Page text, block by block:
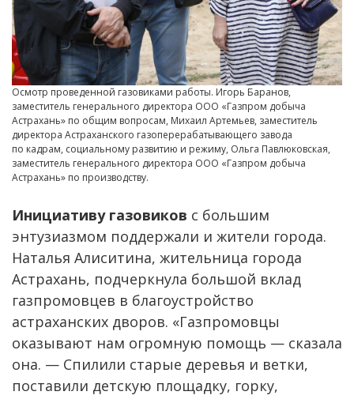
Осмотр проведенной газовиками работы. Игорь Баранов,
заместитель генерального директора ООО «Газпром добыча
Астрахань» по общим вопросам, Михаил Артемьев, заместитель
директора Астраханского газоперерабатывающего завода
по кадрам, социальному развитию и режиму, Ольга Павлюковская,
заместитель генерального директора ООО «Газпром добыча
Астрахань» по производству.
Инициативу газовиков с большим
энтузиазмом поддержали и жители города.
Наталья Алиситина, жительница города
Астрахань, подчеркнула большой вклад
газпромовцев в благоустройство
астраханских дворов. «Газпромовцы
оказывают нам огромную помощь — сказала
она. — Спилили старые деревья и ветки,
поставили детскую площадку, горку,